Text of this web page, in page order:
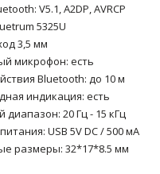
V5.1, A2DP, AVRCP
5325U
3,5 мм
микрофон: есть
Bluetooth: до 10 м
индикация: есть
диапазон: 20 Гц - 15 кГц
USB 5V DC / 500 мА
размеры: 32*17*8.5 мм